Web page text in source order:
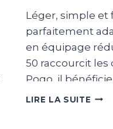
Léger, simple et
parfaitement
en équipage
50 raccourcit les
Pogo, il
course au large :
LIRE LA SUITE INRAE